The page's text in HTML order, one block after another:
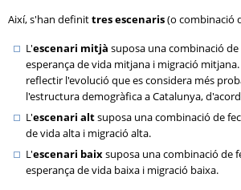
Així, s'han definittres escenaris(o combinació
L'escenari mitjà suposa una combinació
esperança de vida mitjana i migració
reflectir l'evolució que es considera més
l'estructura demogràfica a Catalunya,
L'escenari altsuposa una combinació de
de vida alta i migració alta.
L'escenari baixsuposa una combinació de
esperança de vida baixa i migració baixa.